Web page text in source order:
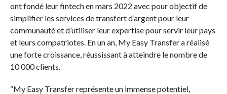
ont fondé leur fintech en mars 2022 avec pour objectif de
simplifier les services de transfert d’argent pour leur
communauté et d’utiliser leur expertise pour servir leur pays
et leurs compatriotes. En un an, My Easy Transfer a réalisé
une forte croissance, réussissant à atteindre le nombre de
10 000 clients.
“My Easy Transfer représente un immense potentiel,